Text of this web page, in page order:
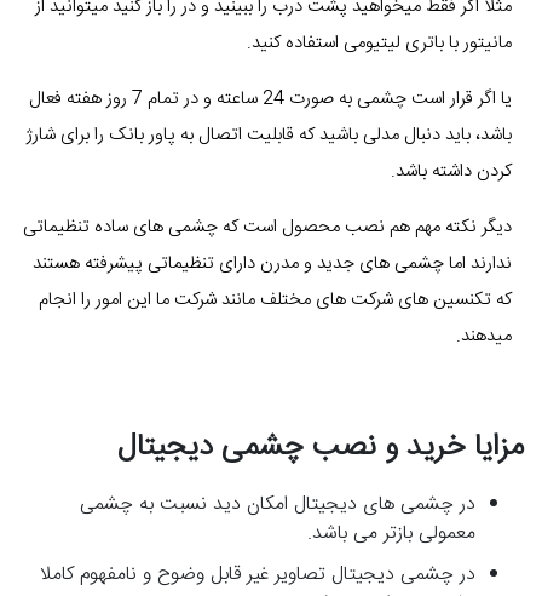
مثلا اگر فقط میخواهید پشت درب را ببینید و در را باز کنید میتوانید از
مانیتور با باتری لیتیومی استفاده کنید.
یا اگر قرار است چشمی به صورت 24 ساعته و در تمام 7 روز هفته فعال
باشد، باید دنبال مدلی باشید که قابلیت اتصال به پاور بانک را برای شارژ
کردن داشته باشد.
دیگر نکته مهم هم نصب محصول است که چشمی های ساده تنظیماتی
ندارند اما چشمی های جدید و مدرن دارای تنظیماتی پیشرفته هستند
که تکنسین های شرکت های مختلف مانند شرکت ما این امور را انجام
میدهند.
مزایا خرید و نصب چشمی دیجیتال
در چشمی های دیجیتال امکان دید نسبت به چشمی
معمولی بازتر می باشد.
در چشمی دیجیتال تصاویر غیر قابل وضوح و نامفهوم کاملا